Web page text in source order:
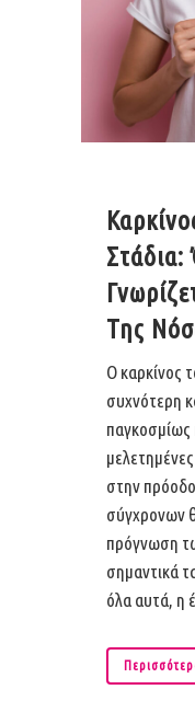
Της
Ο καρκίνος
συχνότερη
παγκοσμίως
στην
σύγχρονων
πρόγνωση
σημαντικά
όλα αυτά, η